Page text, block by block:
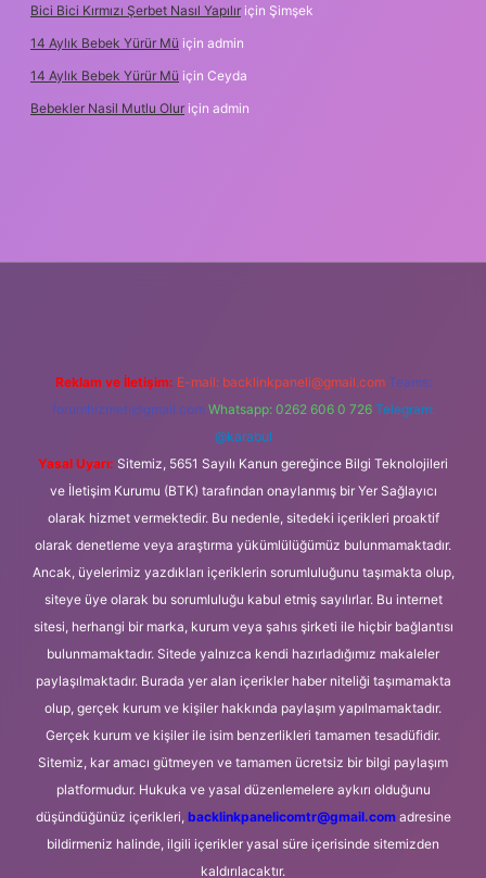
Bici Bici Kırmızı Şerbet Nasıl Yapılır için Şimşek
14 Aylık Bebek Yürür Mü için admin
14 Aylık Bebek Yürür Mü için Ceyda
Bebekler Nasil Mutlu Olur için admin
Reklam ve İletişim: E-mail: backlinkpaneli@gmail.com Teams:
forumhizmeti@gmail.com Whatsapp: 0262 606 0 726 Telegram:
@karabul
Yasal Uyarı: Sitemiz, 5651 Sayılı Kanun gereğince Bilgi Teknolojileri
ve İletişim Kurumu (BTK) tarafından onaylanmış bir Yer Sağlayıcı
olarak hizmet vermektedir. Bu nedenle, sitedeki içerikleri proaktif
olarak denetleme veya araştırma yükümlülüğümüz bulunmamaktadır.
Ancak, üyelerimiz yazdıkları içeriklerin sorumluluğunu taşımakta olup,
siteye üye olarak bu sorumluluğu kabul etmiş sayılırlar. Bu internet
sitesi, herhangi bir marka, kurum veya şahıs şirketi ile hiçbir bağlantısı
bulunmamaktadır. Sitede yalnızca kendi hazırladığımız makaleler
paylaşılmaktadır. Burada yer alan içerikler haber niteliği taşımamakta
olup, gerçek kurum ve kişiler hakkında paylaşım yapılmamaktadır.
Gerçek kurum ve kişiler ile isim benzerlikleri tamamen tesadüfidir.
Sitemiz, kar amacı gütmeyen ve tamamen ücretsiz bir bilgi paylaşım
platformudur. Hukuka ve yasal düzenlemelere aykırı olduğunu
düşündüğünüz içerikleri, backlinkpanelicomtr@gmail.comadresine
bildirmeniz halinde, ilgili içerikler yasal süre içerisinde sitemizden
kaldırılacaktır.